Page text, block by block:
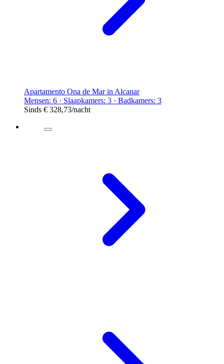
Apartamento Ona de Mar in Alcanar
Mensen: 6 · Slaapkamers: 3 · Badkamers: 3
Sinds € 328,73/nacht